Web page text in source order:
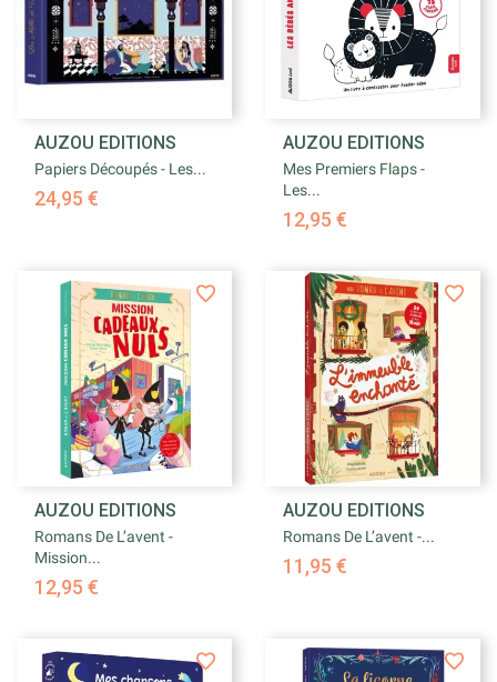
AUZOU EDITIONS
Papiers Découpés - Les...
24,95 €
AUZOU EDITIONS
Mes Premiers Flaps -
Les...
12,95 €
AUZOU EDITIONS
Romans De L’avent -
Mission...
12,95 €
AUZOU EDITIONS
Romans De L’avent -...
11,95 €